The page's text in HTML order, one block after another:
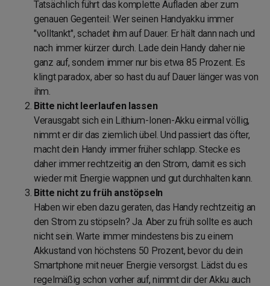
Tatsächlich führt das komplette Aufladen aber zum
genauen Gegenteil: Wer seinen Handyakku immer
"volltankt", schadet ihm auf Dauer. Er hält dann nach und
nach immer kürzer durch. Lade dein Handy daher nie
ganz auf, sondern immer nur bis etwa 85 Prozent. Es
klingt paradox, aber so hast du auf Dauer länger was von
ihm.
Bitte nicht leerlaufen lassen
Verausgabt sich ein Lithium-Ionen-Akku einmal völlig,
nimmt er dir das ziemlich übel. Und passiert das öfter,
macht dein Handy immer früher schlapp. Stecke es
daher immer rechtzeitig an den Strom, damit es sich
wieder mit Energie wappnen und gut durchhalten kann.
Bitte nicht zu früh anstöpseln
Haben wir eben dazu geraten, das Handy rechtzeitig an
den Strom zu stöpseln? Ja. Aber zu früh sollte es auch
nicht sein. Warte immer mindestens bis zu einem
Akkustand von höchstens 50 Prozent, bevor du dein
Smartphone mit neuer Energie versorgst. Lädst du es
regelmäßig schon vorher auf, nimmt dir der Akku auch